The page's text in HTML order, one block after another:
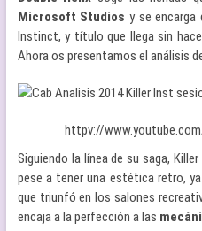
Microsoft Studios y se encarga
Instinct, y título que llega sin
Ahora os presentamos el análisis
httpv://
Siguiendo la línea de su saga,
pese a tener una estética retro,
que triunfó en los salones
encaja a la perfección a las